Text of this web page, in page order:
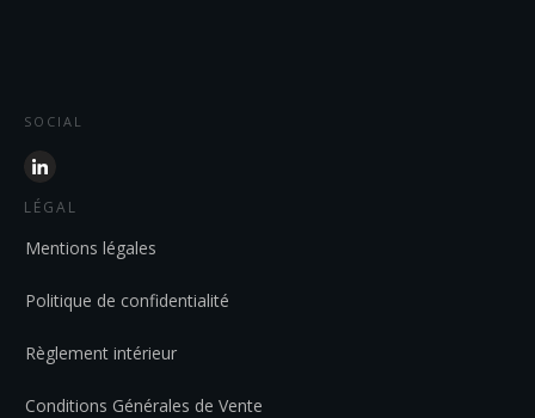
SOCIAL
LÉGAL
Mentions légales
Politique de confidentialité
Règlement intérieur
Conditions Générales de Vente